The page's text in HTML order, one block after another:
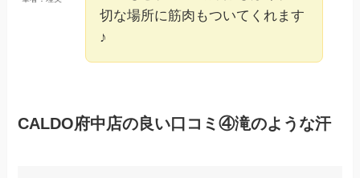
切な場所に筋肉もついてくれます
♪
CALDO府中店の良い口コミ④滝のような汗